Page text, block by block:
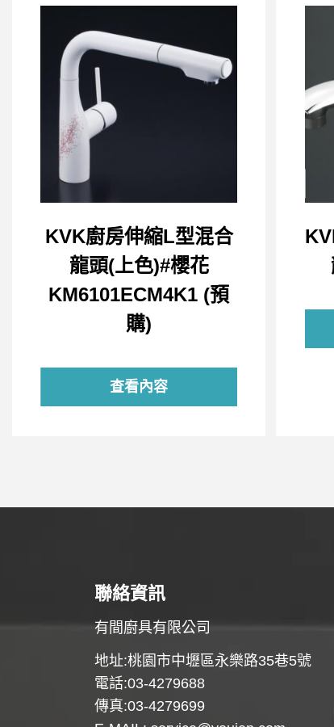
KVK廚房伸縮L型混合
龍頭(上色)#櫻花
KM6101ECM4K1 (預
購)
查看內容
聯絡資訊
有間廚具有限公司
地址:桃園市中壢區永樂路35巷5號
電話:03-4279688
傳真:03-4279699